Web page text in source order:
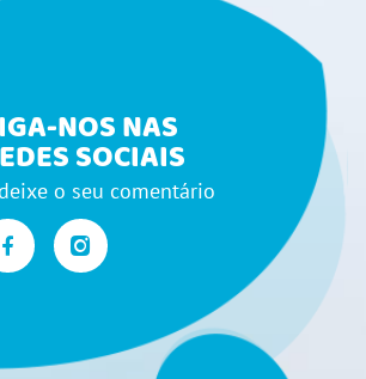
NOS NAS
SOCIAIS
o seu comentário